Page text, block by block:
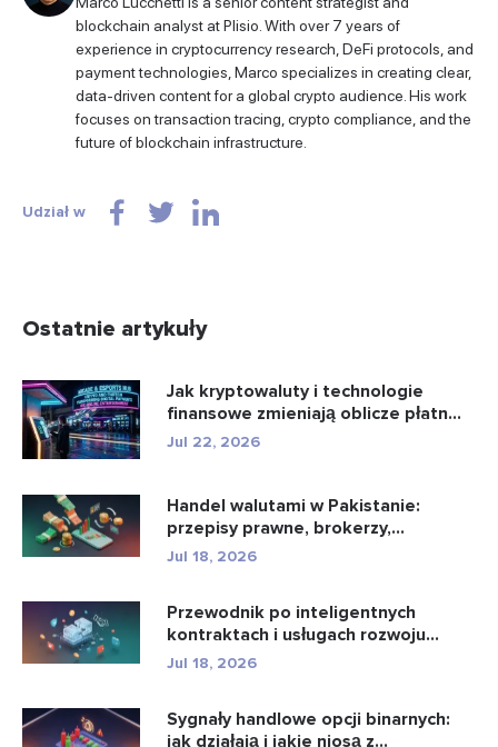
blockchain analyst at Plisio. With over 7 years of
experience in cryptocurrency research, DeFi protocols, and
payment technologies, Marco specializes in creating clear,
data-driven content for a global crypto audience. His work
focuses on transaction tracing, crypto compliance, and the
future of blockchain infrastructure.
Udział w
Ostatnie artykuły
Jak kryptowaluty i technologie
finansowe zmieniają oblicze płatn...
Jul 22, 2026
Handel walutami w Pakistanie:
przepisy prawne, brokerzy,
aplikacje...
Jul 18, 2026
Przewodnik po inteligentnych
kontraktach i usługach rozwoju
intel...
Jul 18, 2026
Sygnały handlowe opcji binarnych:
jak działają i jakie niosą z...